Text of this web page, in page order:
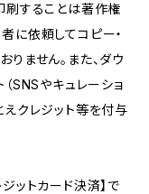
刷することは著作権
に依頼してコピー・
ません。また、ダウ
SNSやキュレーショ
えクレジット等を付与
ットカード決済】で